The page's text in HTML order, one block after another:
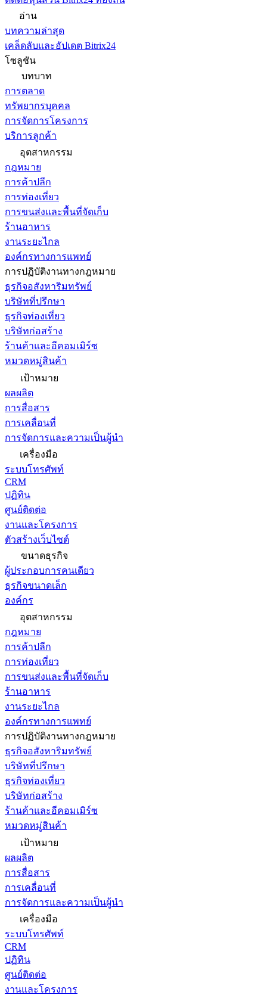
อ่าน
บทความล่าสุด
เคล็ดลับและอัปเดต Bitrix24
โซลูชัน
บทบาท
การตลาด
ทรัพยากรบุคคล
การจัดการโครงการ
บริการลูกค้า
อุตสาหกรรม
กฎหมาย
การค้าปลีก
การท่องเที่ยว
การขนส่งและพื้นที่จัดเก็บ
ร้านอาหาร
งานระยะไกล
องค์กรทางการแพทย์
การปฏิบัติงานทางกฎหมาย
ธุรกิจอสังหาริมทรัพย์
บริษัทที่ปรึกษา
ธุรกิจท่องเที่ยว
บริษัทก่อสร้าง
ร้านค้าและอีคอมเมิร์ซ
หมวดหมู่สินค้า
เป้าหมาย
ผลผลิต
การสื่อสาร
การเคลื่อนที่
การจัดการและความเป็นผู้นำ
เครื่องมือ
ระบบโทรศัพท์
CRM
ปฏิทิน
ศูนย์ติดต่อ
งานและโครงการ
ตัวสร้างเว็บไซต์
ขนาดธุรกิจ
ผู้ประกอบการคนเดียว
ธุรกิจขนาดเล็ก
องค์กร
อุตสาหกรรม
กฎหมาย
การค้าปลีก
การท่องเที่ยว
การขนส่งและพื้นที่จัดเก็บ
ร้านอาหาร
งานระยะไกล
องค์กรทางการแพทย์
การปฏิบัติงานทางกฎหมาย
ธุรกิจอสังหาริมทรัพย์
บริษัทที่ปรึกษา
ธุรกิจท่องเที่ยว
บริษัทก่อสร้าง
ร้านค้าและอีคอมเมิร์ซ
หมวดหมู่สินค้า
เป้าหมาย
ผลผลิต
การสื่อสาร
การเคลื่อนที่
การจัดการและความเป็นผู้นำ
เครื่องมือ
ระบบโทรศัพท์
CRM
ปฏิทิน
ศูนย์ติดต่อ
งานและโครงการ